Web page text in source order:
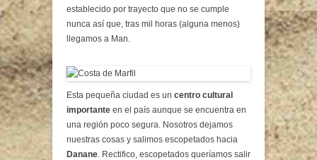
establecido por trayecto que no se cumple
nunca así que, tras mil horas (alguna menos)
llegamos a Man.
Esta pequeña ciudad es un centro cultural
importante en el país aunque se encuentra en
una región poco segura. Nosotros dejamos
nuestras cosas y salimos escopetados hacia
Danane. Rectifico, escopetados queríamos salir